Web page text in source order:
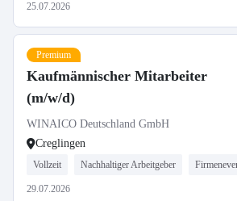
25.07.2026
Premium
Kaufmännischer Mitarbeiter
(m/w/d)
WINAICO Deutschland GmbH
Creglingen
Vollzeit Nachhaltiger Arbeitgeber
29.07.2026